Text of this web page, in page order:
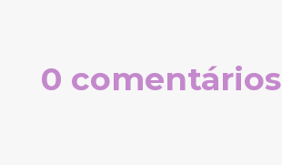
0 comentários